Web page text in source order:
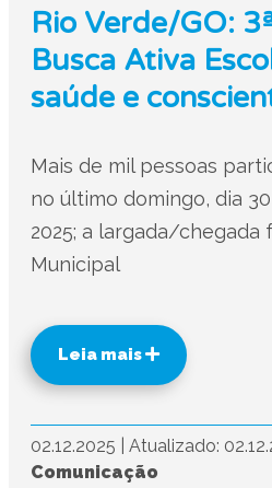
Rio Verde/GO:
Busca Ativa
saúde e
Mais de mil pessoas
no último domingo, dia
2025; a largada/chegada
Municipal
Leia mais
02.12.2025 Atualizado:
Comunicação